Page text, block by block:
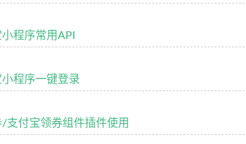
程序常用API
程序一键登录
支付宝领券组件插件使用